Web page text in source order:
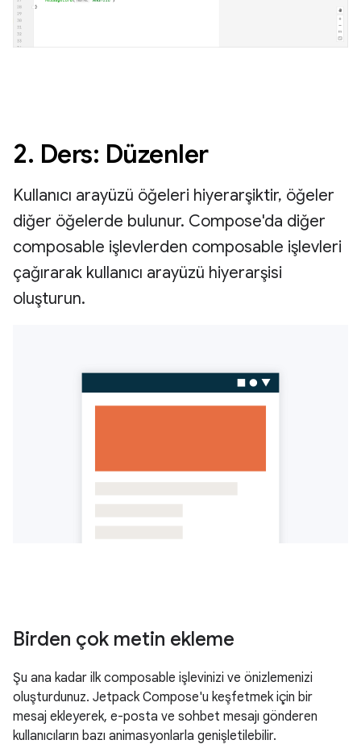
2. Ders: Düzenler
Kullanıcı arayüzü öğeleri hiyerarşiktir, öğeler
diğer öğelerde bulunur. Compose'da diğer
composable işlevlerden composable işlevleri
çağırarak kullanıcı arayüzü hiyerarşisi
oluşturun.
Birden çok metin ekleme
Şu ana kadar ilk composable işlevinizi ve önizlemenizi
oluşturdunuz. Jetpack Compose'u keşfetmek için bir
mesaj ekleyerek, e-posta ve sohbet mesajı gönderen
kullanıcıların bazı animasyonlarla genişletilebilir.